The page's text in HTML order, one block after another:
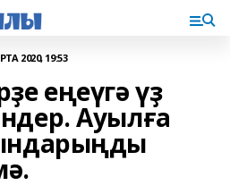
2020, 19:53
еңеүгә үҙ
Ауылға